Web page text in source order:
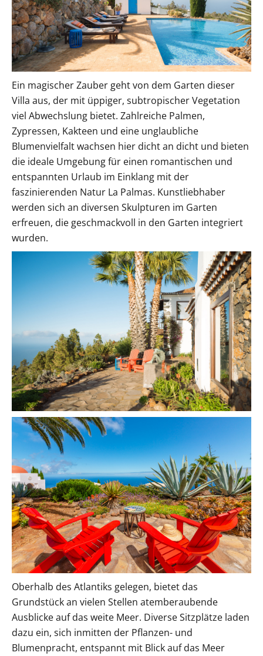
Ein magischer Zauber geht von dem Garten dieser
Villa aus, der mit üppiger, subtropischer Vegetation
viel Abwechslung bietet. Zahlreiche Palmen,
Zypressen, Kakteen und eine unglaubliche
Blumenvielfalt wachsen hier dicht an dicht und bieten
die ideale Umgebung für einen romantischen und
entspannten Urlaub im Einklang mit der
faszinierenden Natur La Palmas. Kunstliebhaber
werden sich an diversen Skulpturen im Garten
erfreuen, die geschmackvoll in den Garten integriert
wurden.
Oberhalb des Atlantiks gelegen, bietet das
Grundstück an vielen Stellen atemberaubende
Ausblicke auf das weite Meer. Diverse Sitzplätze laden
dazu ein, sich inmitten der Pflanzen- und
Blumenpracht, entspannt mit Blick auf das Meer